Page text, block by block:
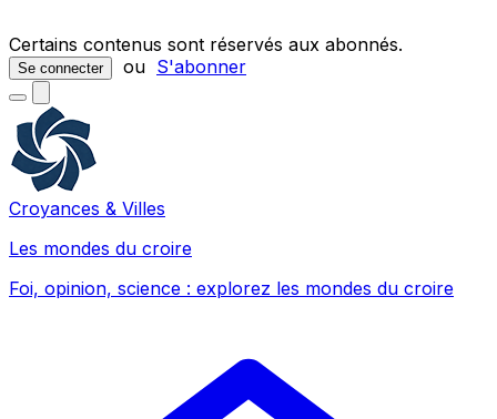
Certains contenus sont réservés aux abonnés.
Se connecter ou S'abonner
Croyances & Villes
Les mondes du croire
Foi, opinion, science : explorez les mondes du croire